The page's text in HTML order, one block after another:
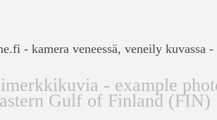
- kamera veneessä, veneily kuvassa -
- example
Gulf of Finland (FIN)